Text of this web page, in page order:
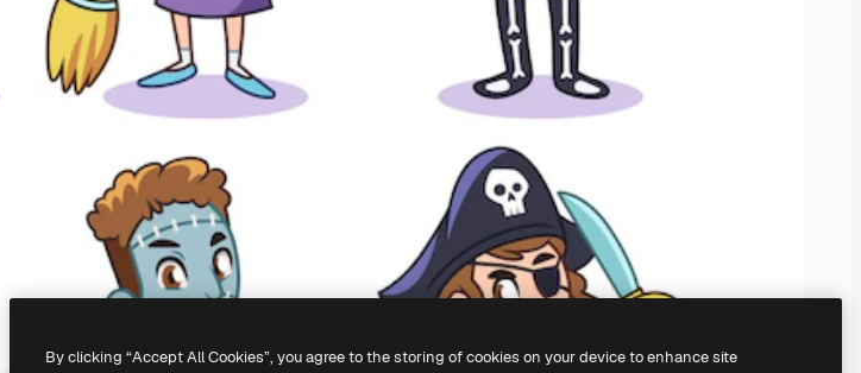
By clicking “Accept All Cookies”, you agree to the storing of cookies on your device to enhance site